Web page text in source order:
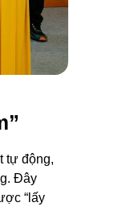
tự động,
Đây
“lấy